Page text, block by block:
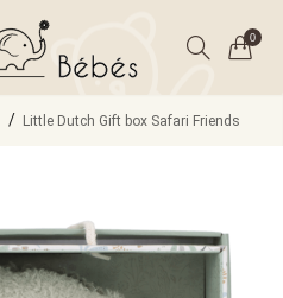
0
Little Dutch Gift box Safari Friends